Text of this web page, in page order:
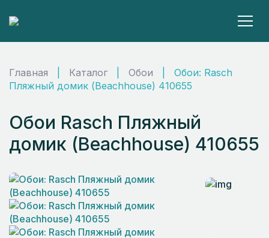
Главная Каталог Обои
Обои: Rasch
Пляжный домик (Beachhouse) 410655
Обои Rasch Пляжный
домик (Beachhouse) 410655